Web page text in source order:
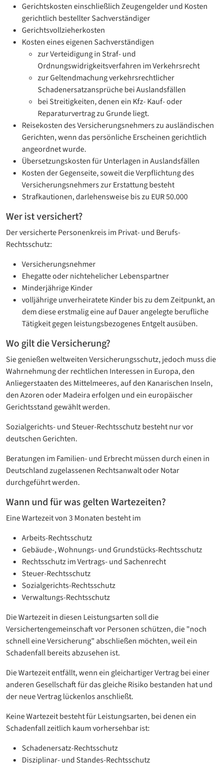
Gerichtskosten einschließlich Zeugengelder und Kosten
gerichtlich bestellter Sachverständiger
Gerichtsvollzieherkosten
Kosten eines eigenen Sachverständigen
zur Verteidigung in Straf- und
Ordnungswidrigkeitsverfahren im Verkehrsrecht
zur Geltendmachung verkehrsrechtlicher
Schadenersatzansprüche bei Auslandsfällen
bei Streitigkeiten, denen ein Kfz- Kauf- oder
Reparaturvertrag zu Grunde liegt.
Reisekosten des Versicherungsnehmers zu ausländischen
Gerichten, wenn das persönliche Erscheinen gerichtlich
angeordnet wurde.
Übersetzungskosten für Unterlagen in Auslandsfällen
Kosten der Gegenseite, soweit die Verpflichtung des
Versicherungsnehmers zur Erstattung besteht
Strafkautionen, darlehensweise bis zu EUR 50.000
Wer ist versichert?
Der versicherte Personenkreis im Privat- und Berufs-
Rechtsschutz:
Versicherungsnehmer
Ehegatte oder nichtehelicher Lebenspartner
Minderjährige Kinder
volljährige unverheiratete Kinder bis zu dem Zeitpunkt, an
dem diese erstmalig eine auf Dauer angelegte berufliche
Tätigkeit gegen leistungsbezogenes Entgelt ausüben.
Wo gilt die Versicherung?
Sie genießen weltweiten Versicherungsschutz, jedoch muss die
Wahrnehmung der rechtlichen Interessen in Europa, den
Anliegerstaaten des Mittelmeeres, auf den Kanarischen Inseln,
den Azoren oder Madeira erfolgen und ein europäischer
Gerichtsstand gewählt werden.
Sozialgerichts- und Steuer-Rechtsschutz besteht nur vor
deutschen Gerichten.
Beratungen im Familien- und Erbrecht müssen durch einen in
Deutschland zugelassenen Rechtsanwalt oder Notar
durchgeführt werden.
Wann und für was gelten Wartezeiten?
Eine Wartezeit von 3 Monaten besteht im
Arbeits-Rechtsschutz
Gebäude-, Wohnungs- und Grundstücks-Rechtsschutz
Rechtsschutz im Vertrags- und Sachenrecht
Steuer-Rechtsschutz
Sozialgerichts-Rechtsschutz
Verwaltungs-Rechtsschutz
Die Wartezeit in diesen Leistungsarten soll die
Versichertengemeinschaft vor Personen schützen, die "noch
schnell eine Versicherung" abschließen möchten, weil ein
Schadenfall bereits abzusehen ist.
Die Wartezeit entfällt, wenn ein gleichartiger Vertrag bei einer
anderen Gesellschaft für das gleiche Risiko bestanden hat und
der neue Vertrag lückenlos anschließt.
Keine Wartezeit besteht für Leistungsarten, bei denen ein
Schadenfall zeitlich kaum vorhersehbar ist:
Schadenersatz-Rechtsschutz
Disziplinar- und Standes-Rechtsschutz